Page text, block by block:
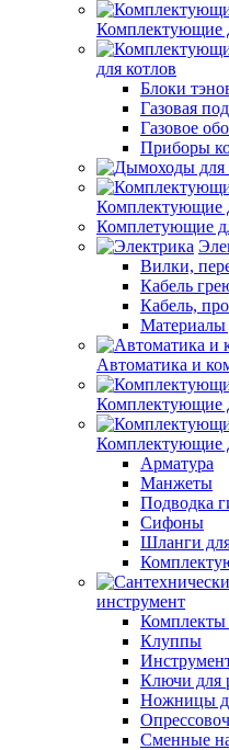
Комплектующие
для котлов
Блоки
Газовая
Газовое
Приборы
Комплектующие
Комплетующие
Вилки,
Кабель
Кабель,
Материалы
Автоматика и
Комплектующие
Комплектующие
Арматура
Манжеты
Подводка
Сифоны
Шланги
инструмент
Комплекты
Клуппы
Ключи для
Ножницы
Сменные